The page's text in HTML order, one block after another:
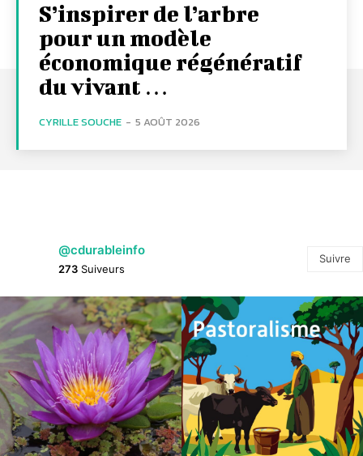
S’inspirer de l’arbre
pour un modèle
économique régénératif
du vivant …
CYRILLE SOUCHE - 5 AOÛT 2026
@cdurableinfo
273 Suiveurs
Suivre